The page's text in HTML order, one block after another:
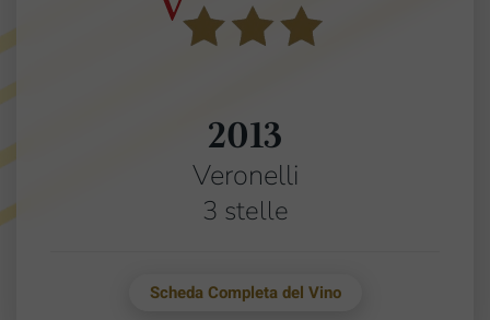
2013
Veronelli
3 stelle
Scheda Completa del Vino